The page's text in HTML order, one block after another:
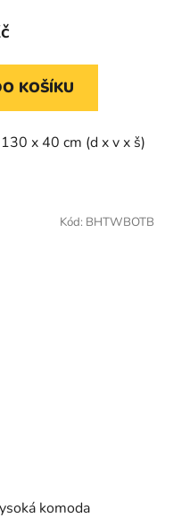
KOŠÍKU
x 40 cm (d x v x š)
komoda
Kód: BHTWBOTB